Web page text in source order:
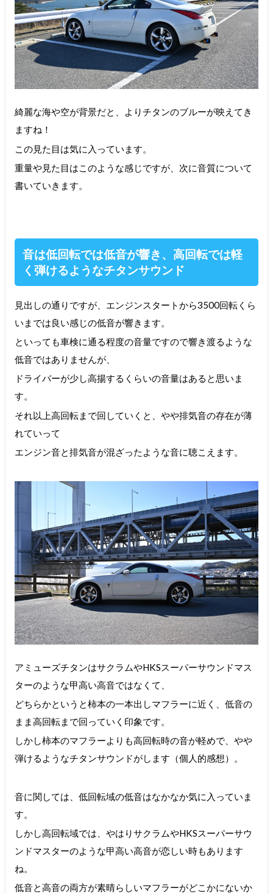
綺麗な海や空が背景だと、よりチタンのブルーが映えてき
ますね！
この見た目は気に入っています。
重量や見た目はこのような感じですが、次に音質について
書いていきます。
音は低回転では低音が響き、高回転では軽
く弾けるようなチタンサウンド
見出しの通りですが、エンジンスタートから3500回転くら
いまでは良い感じの低音が響きます。
といっても車検に通る程度の音量ですので響き渡るような
低音ではありませんが、
ドライバーが少し高揚するくらいの音量はあると思いま
す。
それ以上高回転まで回していくと、やや排気音の存在が薄
れていって
エンジン音と排気音が混ざったような音に聴こえます。
アミューズチタンはサクラムやHKSスーパーサウンドマス
ターのような甲高い高音ではなくて、
どちらかというと柿本の一本出しマフラーに近く、低音の
まま高回転まで回っていく印象です。
しかし柿本のマフラーよりも高回転時の音が軽めで、やや
弾けるようなチタンサウンドがします（個人的感想）。
音に関しては、低回転域の低音はなかなか気に入っていま
す。
しかし高回転域では、やはりサクラムやHKSスーパーサウ
ンドマスターのような甲高い高音が恋しい時もあります
ね。
低音と高音の両方が素晴らしいマフラーがどこかにないか